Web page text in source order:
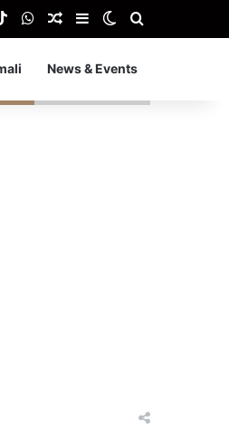
TikTokWhatsApp
Articolo Random
Barra laterale
Cambia aspetto
News & Events